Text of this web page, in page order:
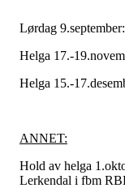
Lørdag
Helga 17.-
Helga 15.-
ANNET:
Hold av helga
Lerkendal i fbm